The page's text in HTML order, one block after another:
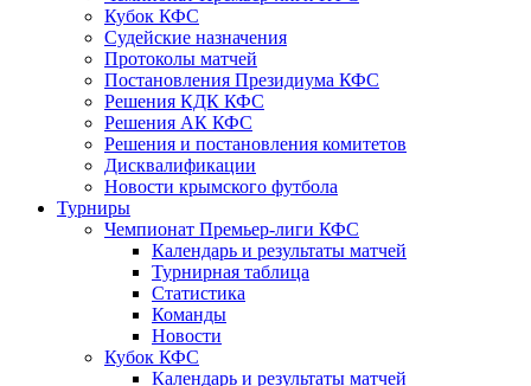
Кубок КФС
Судейские назначения
Протоколы матчей
Постановления Президиума КФС
Решения КДК КФС
Решения АК КФС
Решения и постановления комитетов
Дисквалификации
Новости крымского футбола
Турниры
Чемпионат Премьер-лиги КФС
Календарь и результаты матчей
Турнирная таблица
Статистика
Команды
Новости
Кубок КФС
Календарь и результаты матчей